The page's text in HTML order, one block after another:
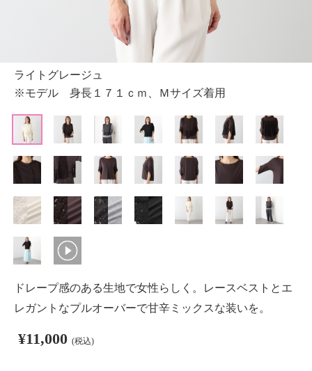
ライトグレージュ
※モデル 身長１７１ｃｍ、Ｍサイズ着用
ドレープ感のある生地で女性らしく。レースベストとエ
レガントなプルオーバーで甘辛ミックスな装いを。
¥11,000 (税込)